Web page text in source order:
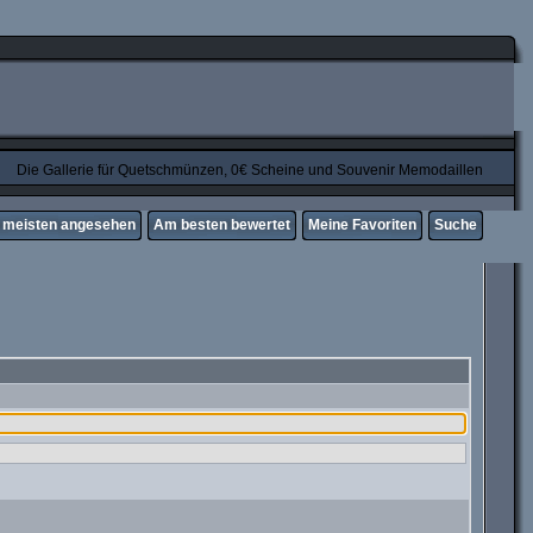
Die Gallerie für Quetschmünzen, 0€ Scheine und Souvenir Memodaillen
angesehen Am besten bewertet Meine Favoriten Suche